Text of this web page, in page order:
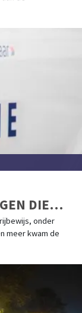
DIE
rijbewijs, onder
meer kwam de